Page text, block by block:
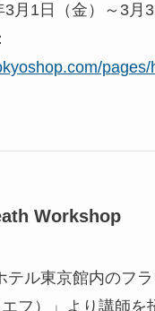
月1日（金）～3月
Workshop
テル東京館内のフ
エフ）」より講師